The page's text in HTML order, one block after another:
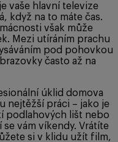
vaše hlavní televize
když na to máte čas.
však může
Mezi utíráním prachu
pod pohovkou
často až na
úklid domova
nejtěžší práci – jako je
podlahových lišt nebo
vám víkendy. Vrátíte
si v klidu užít film,